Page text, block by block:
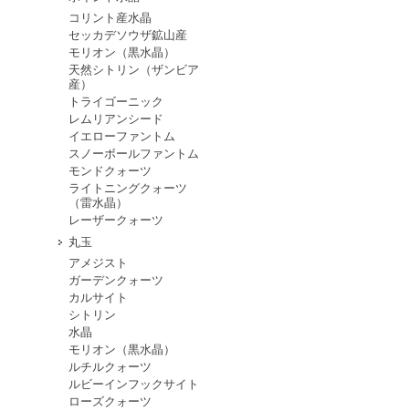
コリント産水晶
セッカデソウザ鉱山産
モリオン（黒水晶）
天然シトリン（ザンビア
産）
トライゴーニック
レムリアンシード
イエローファントム
スノーボールファントム
モンドクォーツ
ライトニングクォーツ
（雷水晶）
レーザークォーツ
丸玉
アメジスト
ガーデンクォーツ
カルサイト
シトリン
水晶
モリオン（黒水晶）
ルチルクォーツ
ルビーインフックサイト
ローズクォーツ